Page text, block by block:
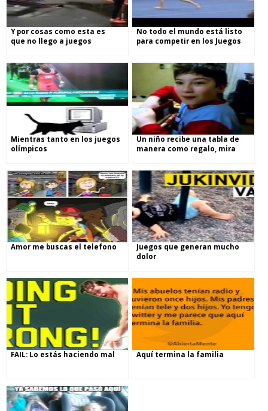
Y por cosas como esta es
que no llego a juegos
No todo el mundo está listo
para competir en los Juegos
Mientras tanto en los juegos
olímpicos
Un niño recibe una tabla de
manera como regalo, mira
Amor me buscas el telefono
Juegos que generan mucho
dolor
FAIL: Lo estás haciendo mal Aquí termina la familia